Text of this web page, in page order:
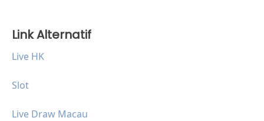
Link Alternatif
Live HK
Slot
Live Draw Macau